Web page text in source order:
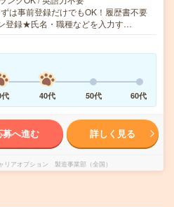
は事前登録だけでもOK！履歴書不要
登録★氏名・職種などを入力す…
40代 50代 60代
募へ進む 詳しく見る
リアオプション 製造事業部（全国）